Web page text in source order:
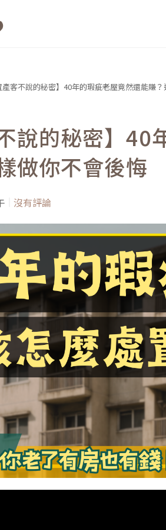
產客不說的秘密】40年的瑕疵老屋竟然還能賺
說的秘密】
做你不會後悔
沒有評論